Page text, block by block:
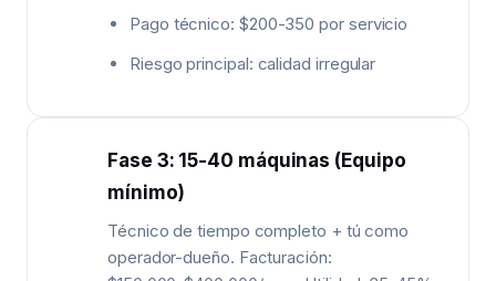
Pago técnico: $200-350 por servicio
Riesgo principal: calidad irregular
Fase 3: 15-40 máquinas (Equipo
mínimo)
Técnico de tiempo completo + tú como
operador-dueño. Facturación: